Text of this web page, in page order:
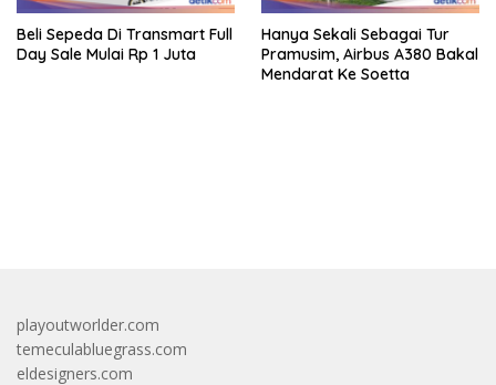
Beli Sepeda Di Transmart Full
Day Sale Mulai Rp 1 Juta
Hanya Sekali Sebagai Tur
Pramusim, Airbus A380 Bakal
Mendarat Ke Soetta
playoutworlder.com
temeculabluegrass.com
eldesigners.com